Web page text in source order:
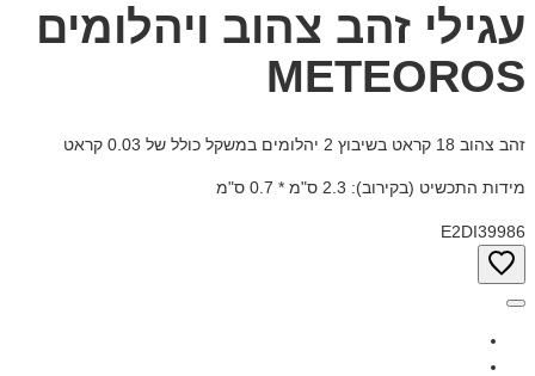
עגילי זהב צהוב ויהלומים
METEOROS
זהב צהוב 18 קראט בשיבוץ 2 יהלומים במשקל כולל של 0.03 קראט
מידות התכשיט (בקירוב): 2.3 ס"מ * 0.7 ס"מ
E2DI39986